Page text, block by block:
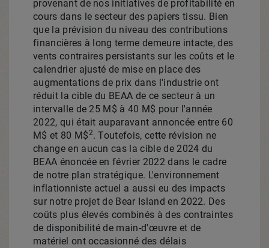
provenant de nos initiatives de profitabilité en
cours dans le secteur des papiers tissu. Bien
que la prévision du niveau des contributions
financières à long terme demeure intacte, des
vents contraires persistants sur les coûts et le
calendrier ajusté de mise en place des
augmentations de prix dans l'industrie ont
réduit la cible du BEAA de ce secteur à un
intervalle de 25 M$ à 40 M$ pour l'année
2022, qui était auparavant annoncée entre 60
M$ et 80 M$2. Toutefois, cette révision ne
change en aucun cas la cible de 2024 du
BEAA énoncée en février 2022 dans le cadre
de notre plan stratégique. L'environnement
inflationniste actuel a aussi eu des impacts
sur notre projet de Bear Island en 2022. Des
coûts plus élevés combinés à des contraintes
de disponibilité de main-d'œuvre et de
matériel ont occasionné des délais